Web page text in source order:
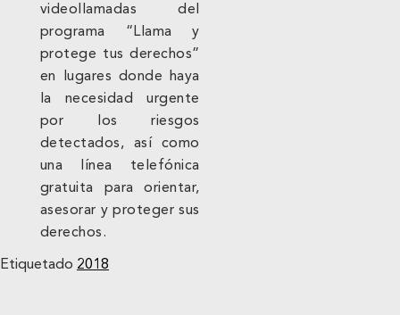
videollamadas del
programa “Llama y
protege tus derechos”
en lugares donde haya
la necesidad urgente
por los riesgos
detectados, así como
una línea telefónica
gratuita para orientar,
asesorar y proteger sus
derechos.
Etiquetado 2018